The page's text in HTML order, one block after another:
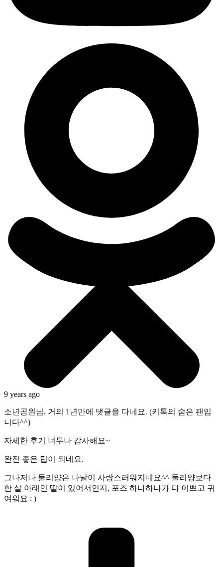
9 years ago
소년공원님, 거의 1년만에 댓글을 다네요. (키톡의 숨은 팬입
니다^^)
자세한 후기 너무나 감사해요~
완전 좋은 팁이 되네요.
그나저나 둘리양은 나날이 사랑스러워지네요^^ 둘리양보다
한 살 아래인 딸이 있어서인지, 포즈 하나하나가 다 이쁘고 귀
여워요 : )